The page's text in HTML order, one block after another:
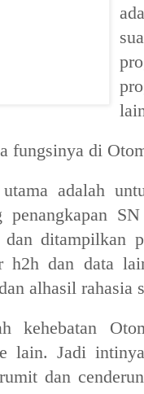
fungsinya di
adalah
penangkapan
dan ditampilkan
h2h dan data
alhasil rahasia
kehebatan
lain. Jadi
dan